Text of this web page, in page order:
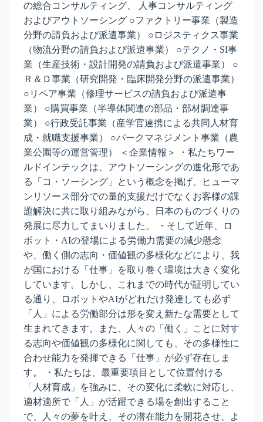
の総合コンサルティング、 人事コンサルティング
およびアウトソーシング ○ファクトリー事業（製造
分野の請負および派遣事業） ○ロジスティクス事業
（物流分野の請負および派遣事業） ○テクノ・SI事
業（生産技術・設計開発の請負および派遣事業） ○
Ｒ＆Ｄ事業（研究開発・臨床開発分野の派遣事業）
○リペア事業（修理サービスの請負および派遣事
業） ○購買事業（半導体関連の部品・部材調達事
業） ○行政受託事業（産学官連携による共同人材育
成・就職支援事業） ○パークマネジメント事業（農
業公園等の運営管理） ＜企業情報＞ ・私たちワー
ルドインテックは、アウトソーシングの進化形であ
る「コ・ソーシング」という概念を掲げ、ヒューマ
ンリソース部分での量的支援だけでなくお客様の課
題解決に共に取り組みながら、日本のものづくりの
発展に尽力してまいりました。 ・そして近年、ロ
ボット・AIの登場による労働力需要の減少懸念
や、働く側の志向・価値観の多様化などにより、我
が国における「仕事」を取り巻く環境は大きく変化
しています。しかし、これまでの時代が証明してい
る通り、ロボットやAIがどれだけ発達しても必ず
「人」による労働部分は形を変え新たな需要として
生まれてきます。また、人々の「働く」ことに対す
る志向や価値観の多様化に関しても、その多様性に
合わせ能力を発揮できる「仕事」が必ず存在しま
す。 ・私たちは、最重要項目として位置付ける
「人材育成」を強みに、その変化に柔軟に対応し、
適材適所で「人」が活躍できる場を創出すること
で、人々の夢を叶え、その潜在能力を開花させ、よ